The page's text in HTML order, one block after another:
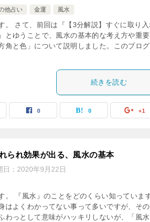
他占い 金運 風水
。 さて、前回は『【3分解説】すぐに取り
とゆうことで、風水の基本的な考え方や重
角と色」について説明しました。このブロ
続きを読む
0 0 +1
られ効果が出る、風水の基本
日： 2020年9月22日
。 『風水』のことをどのくらい知っていま
はよくわかってない事って多いですが、そ
わっとして意味がハッキリしないが、「風